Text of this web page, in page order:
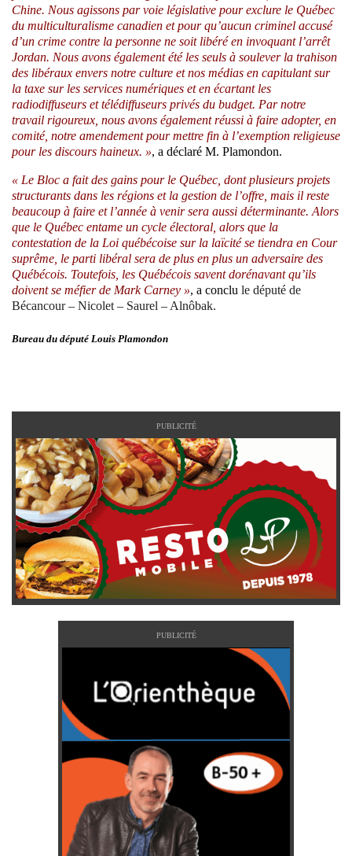
Chine. Nous agissons par voie législative pour exclure le Québec
du multiculturalisme canadien et pour qu’aucun criminel accusé
d’un crime contre la personne ne soit libéré en invoquant l’arrêt
Jordan. Nous avons également été les seuls à soulever la trahison
des libéraux envers notre culture et nos médias en capitulant sur
la taxe sur les services numériques et en écartant les
radiodiffuseurs et télédiffuseurs privés du budget. Par notre
travail rigoureux, nous avons également réussi à faire adopter, en
comité, notre amendement pour mettre fin à l’exemption religieuse
pour les discours haineux. », a déclaré M. Plamondon.
« Le Bloc a fait des gains pour le Québec, dont plusieurs projets
structurants dans les régions et la gestion de l’offre, mais il reste
beaucoup à faire et l’année à venir sera aussi déterminante. Alors
que le Québec entame un cycle électoral, alors que la
contestation de la Loi québécoise sur la laïcité se tiendra en Cour
suprême, le parti libéral sera de plus en plus un adversaire des
Québécois. Toutefois, les Québécois savent dorénavant qu’ils
doivent se méfier de Mark Carney », a conclu le député de
Bécancour – Nicolet – Saurel – Alnôbak.
Bureau du député Louis Plamondon
PUBLICITÉ
PUBLICITÉ